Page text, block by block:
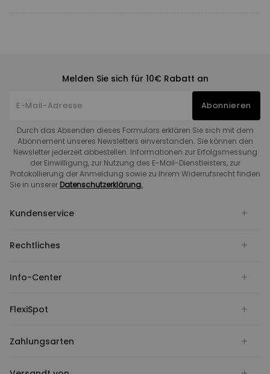
Melden Sie sich für 10€ Rabatt an
Abonnieren
Durch das Absenden dieses Formulars erklären Sie sich mit dem
Abonnement unseres Newsletters einverstanden. Sie können den
Newsletter jederzeit abbestellen. Informationen zur Erfolgsmessung
der Einwilligung, zur Nutzung des E-Mail-Dienstleisters, zur
Protokollierung der Anmeldung sowie zu Ihrem Widerrufsrecht finden
Sie in unserer Datenschutzerklärung.
Kundenservice
Rechtliches
Info-Center
FlexiSpot
Zahlungsarten